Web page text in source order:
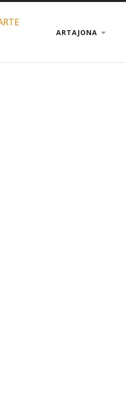
ARTAJONA